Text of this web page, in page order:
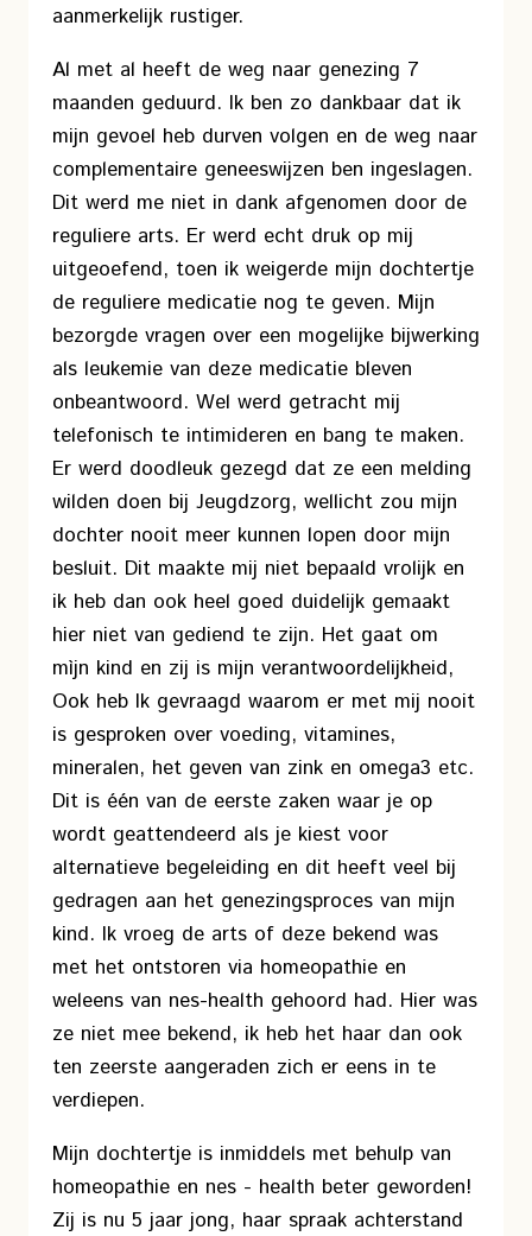
aanmerkelijk rustiger.
Al met al heeft de weg naar genezing 7
maanden geduurd. Ik ben zo dankbaar dat ik
mijn gevoel heb durven volgen en de weg naar
complementaire geneeswijzen ben ingeslagen.
Dit werd me niet in dank afgenomen door de
reguliere arts. Er werd echt druk op mij
uitgeoefend, toen ik weigerde mijn dochtertje
de reguliere medicatie nog te geven. Mijn
bezorgde vragen over een mogelijke bijwerking
als leukemie van deze medicatie bleven
onbeantwoord. Wel werd getracht mij
telefonisch te intimideren en bang te maken.
Er werd doodleuk gezegd dat ze een melding
wilden doen bij Jeugdzorg, wellicht zou mijn
dochter nooit meer kunnen lopen door mijn
besluit. Dit maakte mij niet bepaald vrolijk en
ik heb dan ook heel goed duidelijk gemaakt
hier niet van gediend te zijn. Het gaat om
mìjn kind en zij is mijn verantwoordelijkheid,
Ook heb Ik gevraagd waarom er met mij nooit
is gesproken over voeding, vitamines,
mineralen, het geven van zink en omega3 etc.
Dit is één van de eerste zaken waar je op
wordt geattendeerd als je kiest voor
alternatieve begeleiding en dit heeft veel bij
gedragen aan het genezingsproces van mijn
kind. Ik vroeg de arts of deze bekend was
met het ontstoren via homeopathie en
weleens van nes-health gehoord had. Hier was
ze niet mee bekend, ik heb het haar dan ook
ten zeerste aangeraden zich er eens in te
verdiepen.
Mijn dochtertje is inmiddels met behulp van
homeopathie en nes - health beter geworden!
Zij is nu 5 jaar jong, haar spraak achterstand